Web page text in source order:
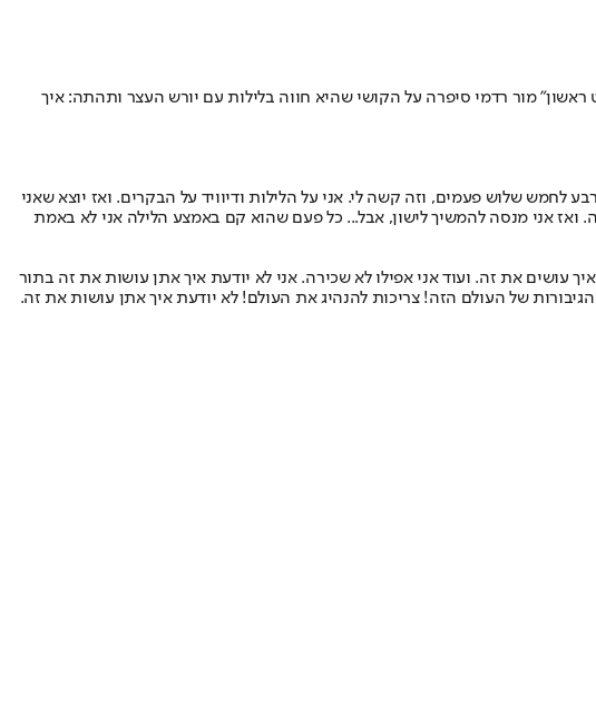
מור רדמי סיפרה על הקושי שהיא חווה בלילות עם יורש העצר ותהתה: איך
שלוש פעמים, וזה קשה לי. אני על הלילות ודיוויד על הבקרים. ואז יוצא שאני
ואז אני מנסה להמשיך לישון, אבל... כל פעם שהוא קם באמצע הלילה אני לא באמת
עושים את זה. ועוד אני אפילו לא שכירה. אני לא יודעת איך אתן עושות את זה בתור
של העולם הזה! צריכות להנהיג את העולם! לא יודעת איך אתן עושות את זה.